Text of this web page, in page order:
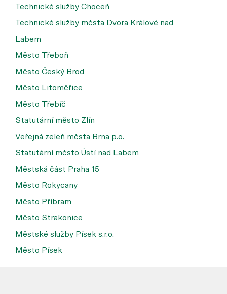
Technické služby Choceň
Technické služby města Dvora Králové nad
Labem
Město Třeboň
Město Český Brod
Město Litoměřice
Město Třebíč
Statutární město Zlín
Veřejná zeleň města Brna p.o.
Statutární město Ústí nad Labem
Městská část Praha 15
Město Rokycany
Město Příbram
Město Strakonice
Městské služby Písek s.r.o.
Město Písek